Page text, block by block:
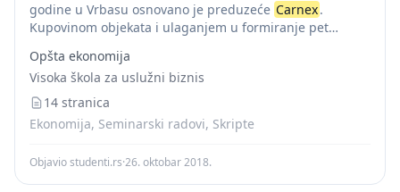
godine u Vrbasu osnovano je preduzeće Carnex.
Kupovinom objekata i ulaganjem u formiranje pet
devedesetih prerasla u veliki poljoprivredni kompleks.
Industrija mesa je nagrađena...
Opšta ekonomija
Visoka škola za uslužni biznis
14 stranica
Ekonomija, Seminarski radovi, Skripte
Objavio studenti.rs·26. oktobar 2018.